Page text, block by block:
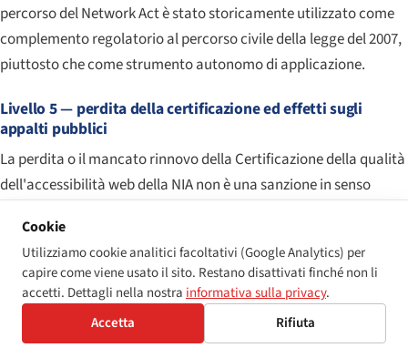
percorso del Network Act è stato storicamente utilizzato come
complemento regolatorio al percorso civile della legge del 2007,
piuttosto che come strumento autonomo di applicazione.
Livello 5 — perdita della certificazione ed effetti sugli
appalti pubblici
La perdita o il mancato rinnovo della Certificazione della qualità
dell'accessibilità web della NIA non è una sanzione in senso
pubblico coreano tramite un contratto di appalto —
amministrazione centrale, enti locali, università pubbliche,
banche del settore pubblico, piattaforme radiotelevisive
pubbliche — l'assenza di una certificazione corrente costituisce
abitualmente un requisito preclusivo per l'idoneità all'appalto.
Cookie
Utilizziamo cookie analitici facoltativi (Google Analytics) per
capire come viene usato il sito. Restano disattivati finché non li
accetti. Dettagli nella nostra informativa sulla privacy.
Accetta
Rifiuta